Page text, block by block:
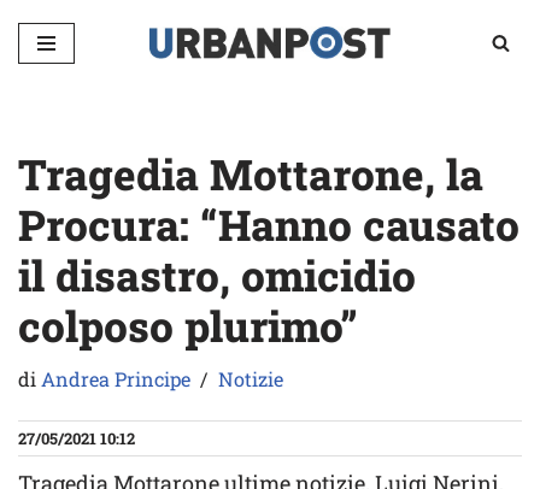
Vai
Tragedia Mottarone, la
Procura: “Hanno causato
il disastro, omicidio
colposo plurimo”
diAndrea Principe Notizie
27/05/2021 10:12